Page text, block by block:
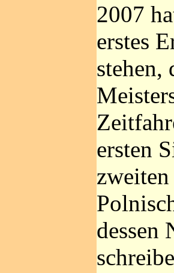
2007
erstes
stehen,
ersten
dessen